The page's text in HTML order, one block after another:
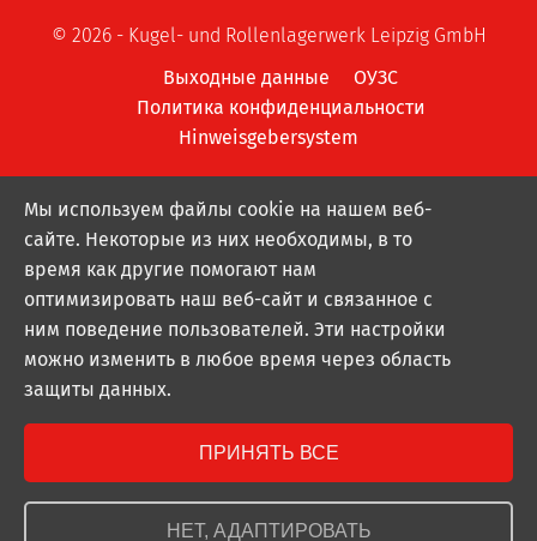
© 2026 - Kugel- und Rollenlagerwerk Leipzig GmbH
Выходные данные
ОУЗС
Политика конфиденциальности
Hinweisgebersystem
Мы используем файлы cookie на нашем веб-
сайте. Некоторые из них необходимы, в то
время как другие помогают нам
оптимизировать наш веб-сайт и связанное с
ним поведение пользователей. Эти настройки
можно изменить в любое время через область
защиты данных.
ПРИНЯТЬ ВСЕ
НЕТ, АДАПТИРОВАТЬ